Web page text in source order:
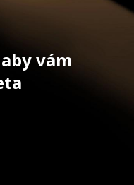
vám